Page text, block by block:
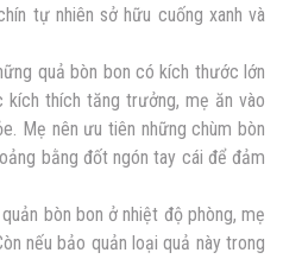
tự nhiên sở hữu cuống xanh và
quả bòn bon có kích thước lớn
thích tăng trưởng, mẹ ăn vào
Mẹ nên ưu tiên những chùm bòn
bằng đốt ngón tay cái để đảm
bòn bon ở nhiệt độ phòng, mẹ
nếu bảo quản loại quả này trong